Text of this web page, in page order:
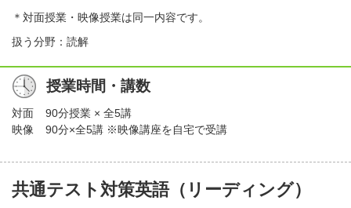
＊対面授業・映像授業は同一内容です。
扱う分野：読解
授業時間・講数
対面
90分授業 × 全5講
映像
90分×全5講 ※映像講座を自宅で受講
共通テスト対策英語（リーディング）